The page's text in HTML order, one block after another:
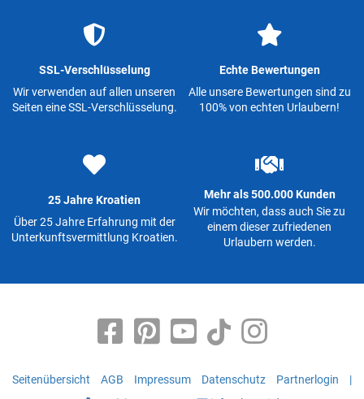
SSL-Verschlüsselung
Wir verwenden auf allen unseren
Seiten eine SSL-Verschlüsselung.
Echte Bewertungen
Alle unsere Bewertungen sind zu
100% von echten Urlaubern!
25 Jahre Kroatien
Über 25 Jahre Erfahrung mit der
Unterkunftsvermittlung Kroatien.
Mehr als 500.000 Kunden
Wir möchten, dass auch Sie zu
einem dieser zufriedenen
Urlaubern werden.
Seitenübersicht AGB Impressum Datenschutz Partnerlogin
|